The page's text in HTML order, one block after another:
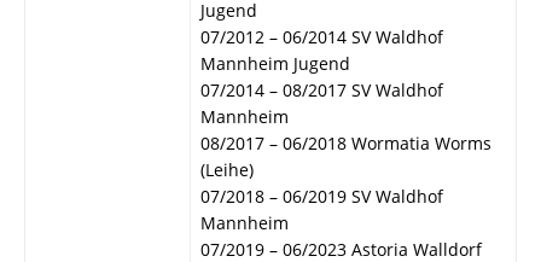
Jugend
07/2012 – 06/2014 SV Waldhof
Mannheim Jugend
07/2014 – 08/2017 SV Waldhof
Mannheim
08/2017 – 06/2018 Wormatia Worms
(Leihe)
07/2018 – 06/2019 SV Waldhof
Mannheim
07/2019 – 06/2023 Astoria Walldorf